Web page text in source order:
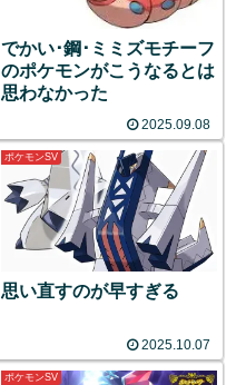
でかい･鋼･ミミズモチーフ
のポケモンがこうなるとは
思わなかった
2025.09.08
ポケモンSV
思い直すのが早すぎる
2025.10.07
ポケモンSV